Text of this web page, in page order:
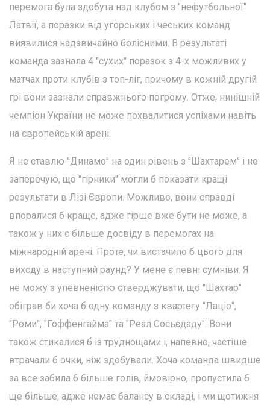
перемога була здобута над клубом з "нефутбольної"
Латвії, а поразки від угорських і чеських команд
виявилися надзвичайно болісними. В результаті
команда зазнала 4 "сухих" поразок з 4-х можливих у
матчах проти клубів з топ-ліг, причому в кожній другій
грі вони зазнали справжнього погрому. Отже, нинішній
чемпіон України не може похвалитися успіхами навіть
на європейській арені.
Я не ставлю "Динамо" на один рівень з "Шахтарем" і не
заперечую, що "гірники" могли б показати кращі
результати в Лізі Європи. Можливо, вони справді
впоралися б краще, адже гірше вже бути не може, а
також у них є більше досвіду в перемогах на
міжнародній арені. Проте, чи вистачило б цього для
виходу в наступний раунд? У мене є певні сумніви. Я
не можу з упевненістю стверджувати, що "Шахтар"
обіграв би хоча б одну команду з квартету "Лаціо",
"Роми", "Гоффенгайма" та "Реал Сосьєдаду". Вони
також стикалися б із труднощами і, напевно, частіше
втрачали б очки, ніж здобували. Хоча команда швидше
за все забила б більше голів, ймовірно, пропустила б
ще більше, адже немає балансу в складі, і ми щотижня